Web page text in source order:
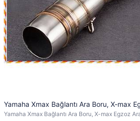
Yamaha Xmax Bağlantı Ara Boru, X-max
Yamaha Xmax Bağlantı Ara Boru, X-max Egzoz